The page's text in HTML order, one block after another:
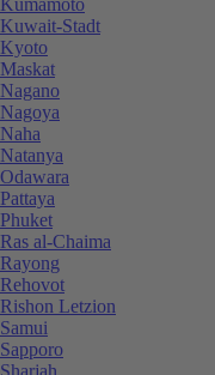
Kuwait-Stadt
Kyoto
Maskat
Nagano
Nagoya
Naha
Natanya
Odawara
Pattaya
Phuket
Ras al-Chaima
Rayong
Rehovot
Rishon Letzion
Samui
Sapporo
Sharjah